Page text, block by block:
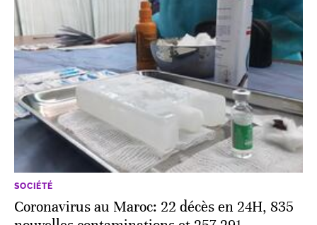
SOCIÉTÉ
Coronavirus au Maroc: 22 décès en 24H, 835